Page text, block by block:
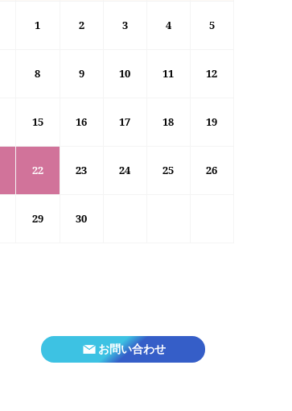
1 2 3 4 5
8 9 10 11 12
15 16 17 18 19
22 23 24 25 26
29 30
お問い合わせ